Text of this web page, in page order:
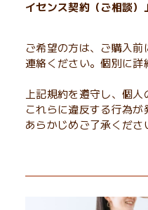
イセンス契約（ご相談）
ご希望の方は、ご購入
連絡ください。個別に詳
上記規約を遵守し、個
これらに違反する行為が
あらかじめご了承くださ